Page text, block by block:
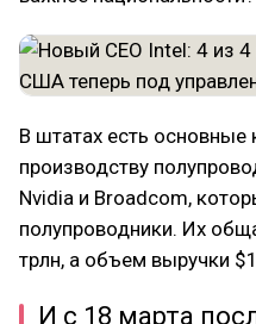
В штатах есть основные
производству
Nvidia и Broadcom,
полупроводники. Их
трлн, а объем выручки
И с 18 марта